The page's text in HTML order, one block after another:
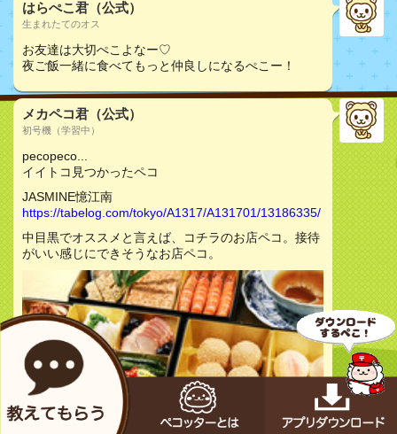
はらぺこ君（公式）
生まれたてのオス
お友達は大切ぺこよなー♡
夜ご飯一緒に食べてもっと仲良しになるぺこー！
メカペコ君（公式）
初号機（学習中）
pecopeco...
イイトコ見つかったペコ
JASMINE憶江南
https://tabelog.com/tokyo/A1317/A131701/13186335/
中目黒でオススメと言えば、コチラのお店ペコ。接待
がいい感じにできそうなお店ペコ。